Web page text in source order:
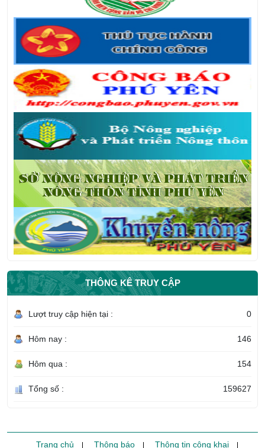
THÔNG KÊ TRUY CẬP
Lượt truy cập hiện tại : 0
Hôm nay : 146
Hôm qua : 154
Tổng số : 159627
Trang chủ Thông báo Thông tin công khai